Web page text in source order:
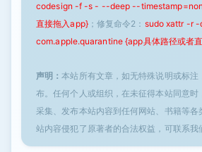
codesign -f -s - --deep --
直接拖入app}；修复命令2： sudo xattr -r -
com.apple.quarantine {app具体路径或者
声明：本站所有文章，如无特殊说明或标注
布。任何个人或组织，在未征得本站同意时
采集、发布本站内容到任何网站、书籍等各
站内容侵犯了原著者的合法权益，可联系我